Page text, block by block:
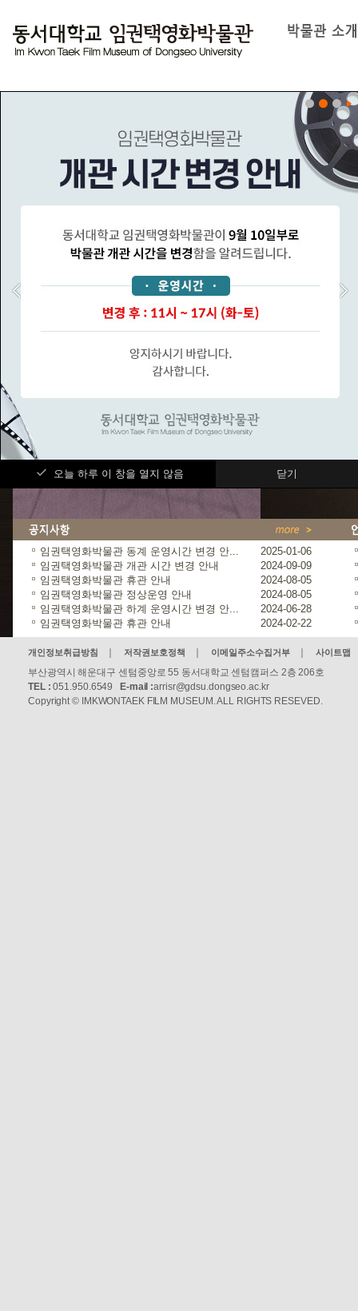
오늘 하루 이 창을 열지 않음 닫기
임권택영화박물관 동계 운영시간 변경 안...
2025-01-06
임권택영화박물관 개관 시간 변경 안내
2024-09-09
임권택영화박물관 휴관 안내
2024-08-05
임권택영화박물관 정상운영 안내
2024-08-05
임권택영화박물관 하계 운영시간 변경 안...
2024-06-28
임권택영화박물관 휴관 안내
2024-02-22
개인정보취급방침 저작권보호정책 이메일주소수집거부 사이트맵
부산광역시 해운대구 센텀중앙로 55 동서대학교 센텀캠퍼스 2층 206호
TEL : 051.950.6549 E-mail :arrisr@gdsu.dongseo.ac.kr
Copyright © IMKWONTAEK FILM MUSEUM. ALL RIGHTS RESEVED.